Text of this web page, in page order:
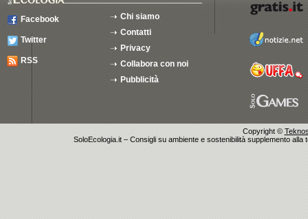
Facebook
Twitter
RSS
Chi siamo
Contatti
Privacy
Collabora con noi
Pubblicità
Copyright ©
SoloEcologia.it – Consigli su ambiente e sostenibilità supplemento